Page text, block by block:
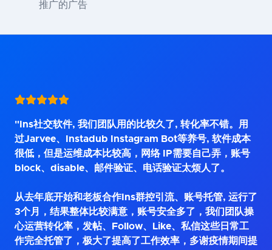
推广的广告
"Ins社交软件, 我们团队用的比较久了, 转化率不错。用
过Jarvee、Instadub Instagram Bot等养号, 软件成本
很低，但是运维成本比较高，网络 IP需要自己弄，账号
block、disable、邮件验证、电话验证太烦人了。
从去年底开始和老板合作Ins群控引流、账号托管, 运行了
3个月，结果整体比较满意，账号安全多了，我们团队操
心运营转化率，发帖、Follow、Like、私信这些日常工
作完全托管了，极大了提高了工作效率，多谢疫情期间提